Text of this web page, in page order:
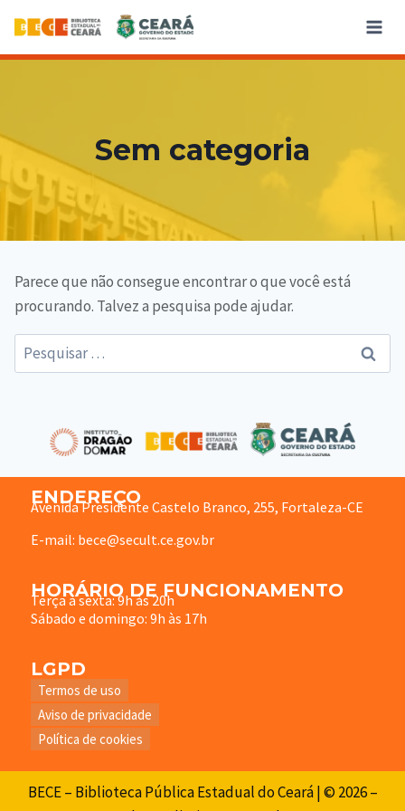
Sem categoria
Parece que não consegue encontrar o que você está
procurando. Talvez a pesquisa pode ajudar.
ENDEREÇO
Avenida Presidente Castelo Branco, 255, Fortaleza-CE
E-mail: bece@secult.ce.gov.br
HORÁRIO DE FUNCIONAMENTO
Terça à sexta: 9h às 20h
Sábado e domingo: 9h às 17h
LGPD
Termos de uso
Aviso de privacidade
Política de cookies
BECE – Biblioteca Pública Estadual do Ceará | © 2026 –